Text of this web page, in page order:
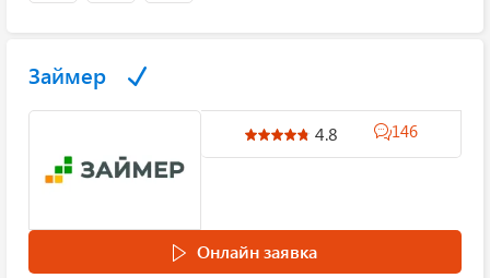
Займер
4.8 146
Онлайн заявка